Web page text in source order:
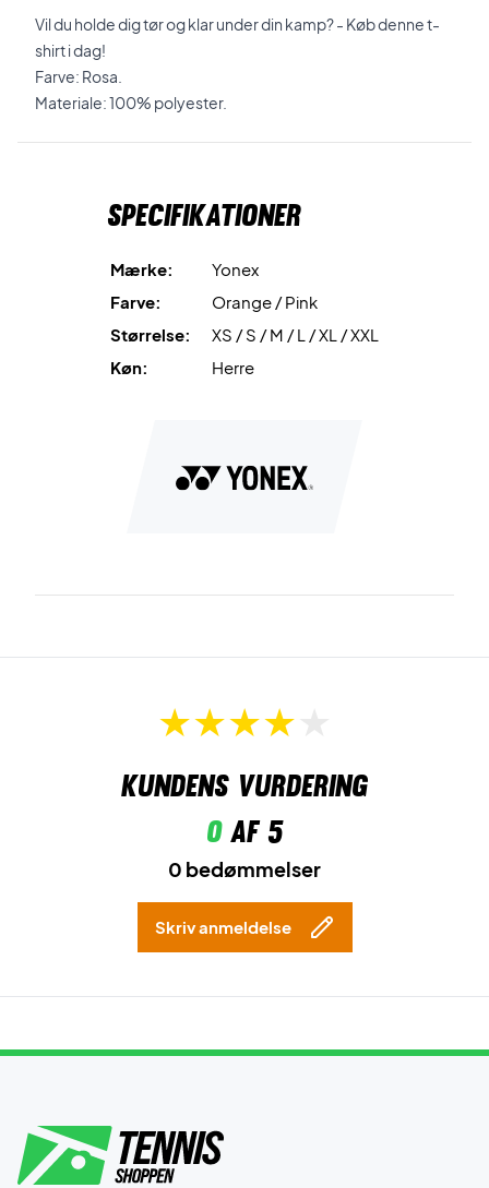
Vil du holde dig tør og klar under din kamp? - Køb denne t-
shirt i dag!
Farve: Rosa.
Materiale: 100% polyester.
Specifikationer
Mærke:
Yonex
Farve:
Orange / Pink
Størrelse:
XS / S / M / L / XL / XXL
Køn:
Herre
Kundens vurdering
0af 5
0 bedømmelser
Skriv anmeldelse